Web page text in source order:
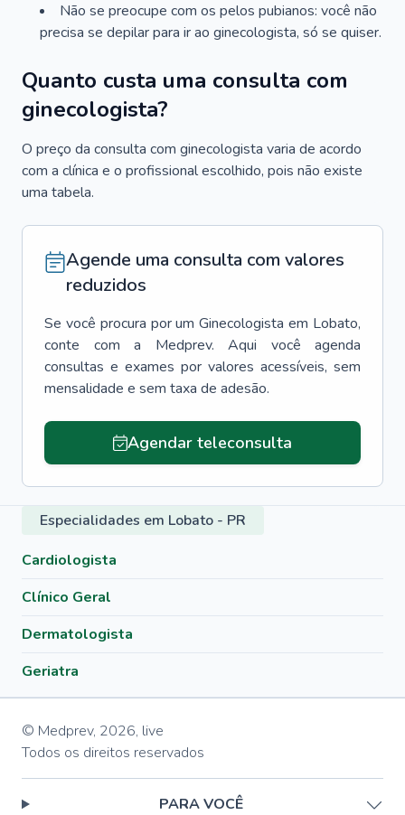
Não se preocupe com os pelos pubianos: você não
precisa se depilar para ir ao ginecologista, só se quiser.
Quanto custa uma consulta com
ginecologista?
O preço da consulta com ginecologista varia de acordo
com a clínica e o profissional escolhido, pois não existe
uma tabela.
Agende uma consulta com valores
reduzidos
Se você procura por um Ginecologista em Lobato,
conte com a Medprev. Aqui você agenda
consultas e exames por valores acessíveis, sem
mensalidade e sem taxa de adesão.
Agendar teleconsulta
Especialidades em Lobato - PR
Cardiologista
Clínico Geral
Dermatologista
Geriatra
© Medprev, 2026, live
Todos os direitos reservados
PARA VOCÊ